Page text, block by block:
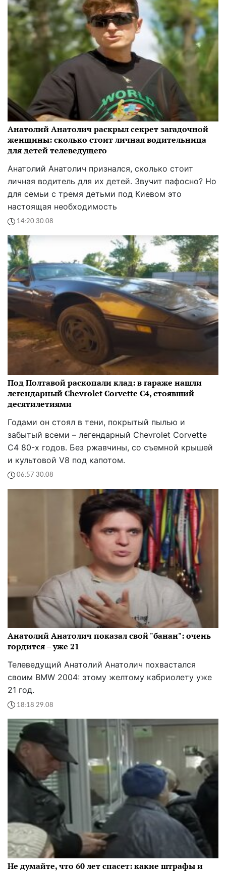
Анатолий Анатолич раскрыл секрет загадочной
женщины: сколько стоит личная водительница
для детей телеведущего
Анатолий Анатолич признался, сколько стоит
личная водитель для их детей. Звучит пафосно? Но
для семьи с тремя детьми под Киевом это
настоящая необходимость
14:20 30.08
Под Полтавой раскопали клад: в гараже нашли
легендарный Chevrolet Corvette C4, стоявший
десятилетиями
Годами он стоял в тени, покрытый пылью и
забытый всеми – легендарный Chevrolet Corvette
C4 80-х годов. Без ржавчины, со съемной крышей
и культовой V8 под капотом.
06:57 30.08
Анатолий Анатолич показал свой "банан": очень
гордится – уже 21
Телеведущий Анатолий Анатолич похвастался
своим BMW 2004: этому желтому кабриолету уже
21 год.
18:18 29.08
Не думайте, что 60 лет спасет: какие штрафы и